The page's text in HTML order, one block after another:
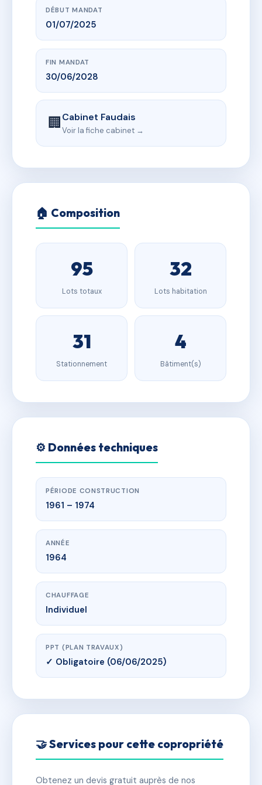
DÉBUT MANDAT
01/07/2025
FIN MANDAT
30/06/2028
🏢Cabinet Faudais
Voir la fiche cabinet →
🏠 Composition
95
Lots totaux
32
Lots habitation
31
Stationnement
4
Bâtiment(s)
⚙️ Données techniques
PÉRIODE CONSTRUCTION
1961 – 1974
ANNÉE
1964
CHAUFFAGE
Individuel
PPT (PLAN TRAVAUX)
✓ Obligatoire (06/06/2025)
🤝 Services pour cette copropriété
Obtenez un devis gratuit auprès de nos